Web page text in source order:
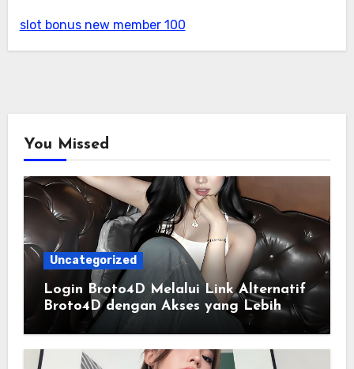
slot bonus new member 100
You Missed
Uncategorized
Login Broto4D Melalui Link Alternatif
Broto4D dengan Akses yang Lebih
Lancar